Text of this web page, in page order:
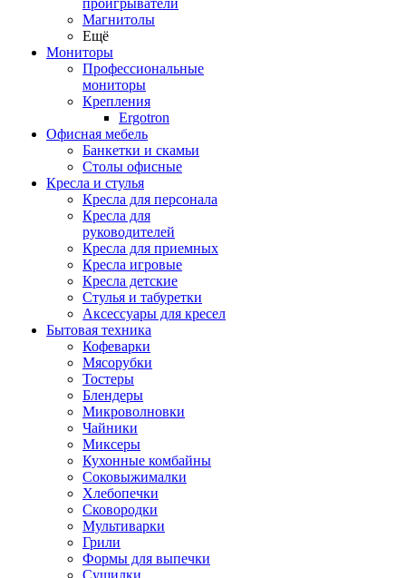
проигрыватели
Магнитолы
Ещё
Мониторы
Профессиональные
мониторы
Крепления
Ergotron
Офисная мебель
Банкетки и скамьи
Столы офисные
Кресла и стулья
Кресла для персонала
Кресла для
руководителей
Кресла для приемных
Кресла игровые
Кресла детские
Стулья и табуретки
Аксессуары для кресел
Бытовая техника
Кофеварки
Мясорубки
Тостеры
Блендеры
Микроволновки
Чайники
Миксеры
Кухонные комбайны
Соковыжималки
Хлебопечки
Сковородки
Мультиварки
Грили
Формы для выпечки
Сушилки